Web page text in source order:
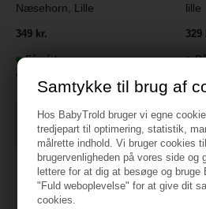
Samtykke til brug af
Hos BabyTrold bruger vi egne
tredjepart til optimering, statistik,
målrette indhold. Vi bruger cookies
brugervenligheden på vores side og
lettere for at dig at besøge og bruge
"Fuld weboplevelse" for at give dit
cookies.
Næsehorn, Lille
349 kr.
Få på lager
Varenr.:
lille
329